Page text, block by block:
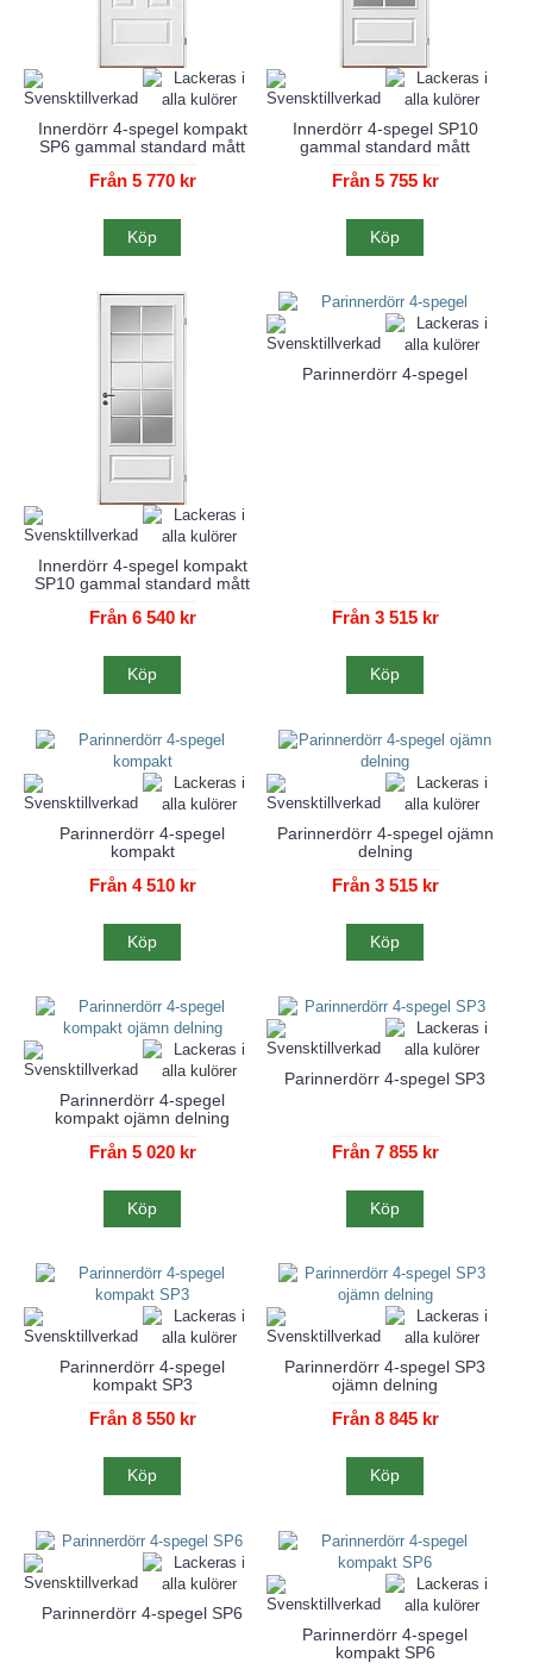
Innerdörr 4-spegel kompakt
SP6 gammal standard mått
Från 5 770 kr
Köp
Innerdörr 4-spegel SP10
gammal standard mått
Från 5 755 kr
Köp
Innerdörr 4-spegel kompakt
SP10 gammal standard mått
Från 6 540 kr
Köp
Parinnerdörr 4-spegel
Från 3 515 kr
Köp
Parinnerdörr 4-spegel
kompakt
Från 4 510 kr
Köp
Parinnerdörr 4-spegel ojämn
delning
Från 3 515 kr
Köp
Parinnerdörr 4-spegel
kompakt ojämn delning
Från 5 020 kr
Köp
Parinnerdörr 4-spegel SP3
Från 7 855 kr
Köp
Parinnerdörr 4-spegel
kompakt SP3
Från 8 550 kr
Köp
Parinnerdörr 4-spegel SP3
ojämn delning
Från 8 845 kr
Köp
Parinnerdörr 4-spegel SP6
Parinnerdörr 4-spegel
kompakt SP6